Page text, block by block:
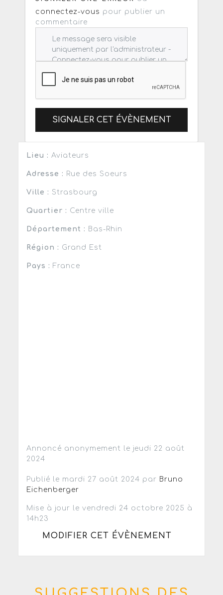
connectez-vous pour publier un
commentaire
SIGNALER CET ÉVÈNEMENT
Lieu : Aviateurs
Adresse : Rue des Soeurs
Ville : Strasbourg
Quartier : Centre ville
Département : Bas-Rhin
Région : Grand Est
Pays : France
Annoncé anonymement le jeudi 22 août
2024
Publié le mardi 27 août 2024 par Bruno
Eichenberger
Mise à jour le vendredi 24 octobre 2025 à
14h23
MODIFIER CET ÉVÈNEMENT